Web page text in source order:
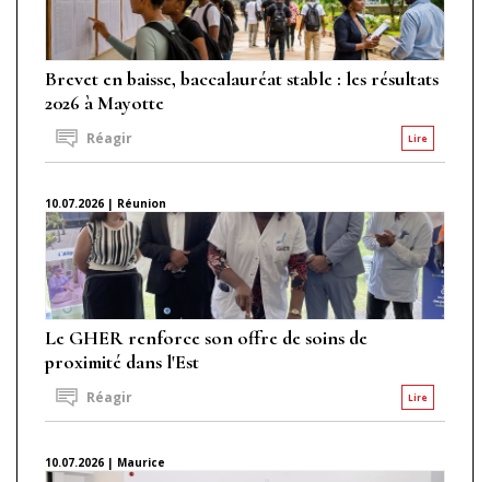
Brevet en baisse, baccalauréat stable : les résultats
2026 à Mayotte
Lire
Réagir
10.07.2026 | Réunion
Le GHER renforce son offre de soins de
proximité dans l'Est
Lire
Réagir
10.07.2026 | Maurice